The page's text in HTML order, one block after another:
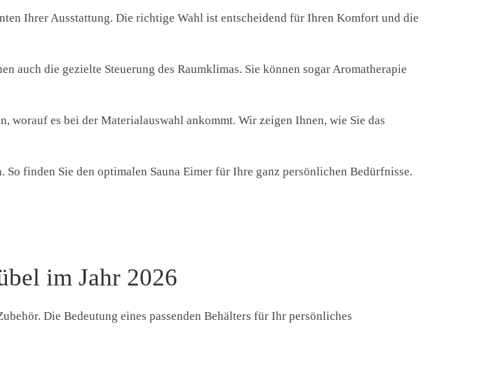
Ihrer Ausstattung. Die richtige Wahl ist entscheidend für Ihren Komfort und die
auch die gezielte Steuerung des Raumklimas. Sie können sogar Aromatherapie
es bei der Materialauswahl ankommt. Wir zeigen Ihnen, wie Sie das
So finden Sie den optimalen Sauna Eimer für Ihre ganz persönlichen Bedürfnisse.
im Jahr 2026
Die Bedeutung eines passenden Behälters für Ihr persönliches